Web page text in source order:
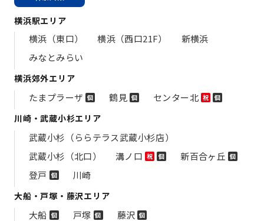
横浜駅エリア
横浜（東口） 横浜（西口21F）
新横浜
みなとみらい
横浜郊外エリア
たまプラーザ 個 鶴見 個 センター北 祝 個
川崎・武蔵小杉エリア
武蔵小杉（ららテラス武蔵小杉店）
武蔵小杉（北口）
溝ノ口 祝 個 新百合ヶ丘 個
登戸 個 川崎
大船・戸塚・藤沢エリア
大船 個 戸塚 個 藤沢 個